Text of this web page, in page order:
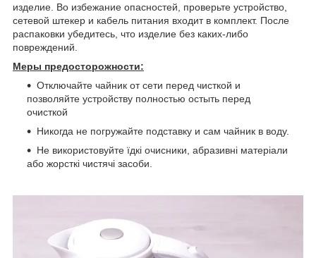
изделие. Во избежание опасностей, проверьте устройство,
сетевой штекер и кабель питания входит в комплект. После
распаковки убедитесь, что изделие без каких-либо
повреждений.
Меры предосторожности:
Отключайте чайник от сети перед чисткой и
позволяйте устройству полностью остыть перед
очисткой
Никогда не погружайте подставку и сам чайник в воду.
Не використовуйте їдкі очисники, абразивні матеріали
або жорсткі чистячі засоби.